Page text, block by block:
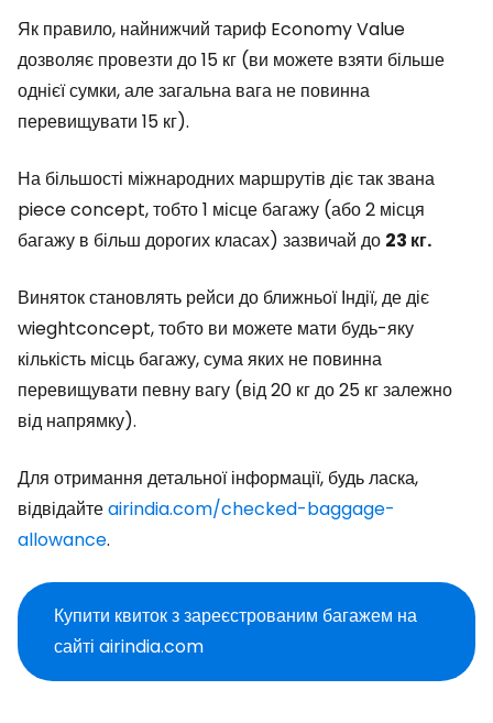
Як правило, найнижчий тариф Economy Value
дозволяє провезти до 15 кг (ви можете взяти більше
однієї сумки, але загальна вага не повинна
перевищувати 15 кг).
На більшості міжнародних маршрутів діє так звана
piece concept, тобто 1 місце багажу (або 2 місця
багажу в більш дорогих класах) зазвичай до 23 кг.
Виняток становлять рейси до ближньої Індії, де діє
wieghtconcept, тобто ви можете мати будь-яку
кількість місць багажу, сума яких не повинна
перевищувати певну вагу (від 20 кг до 25 кг залежно
від напрямку).
Для отримання детальної інформації, будь ласка,
відвідайтеairindia.com/checked-baggage-
allowance.
Купити квиток з зареєстрованим багажем на
сайті airindia.com